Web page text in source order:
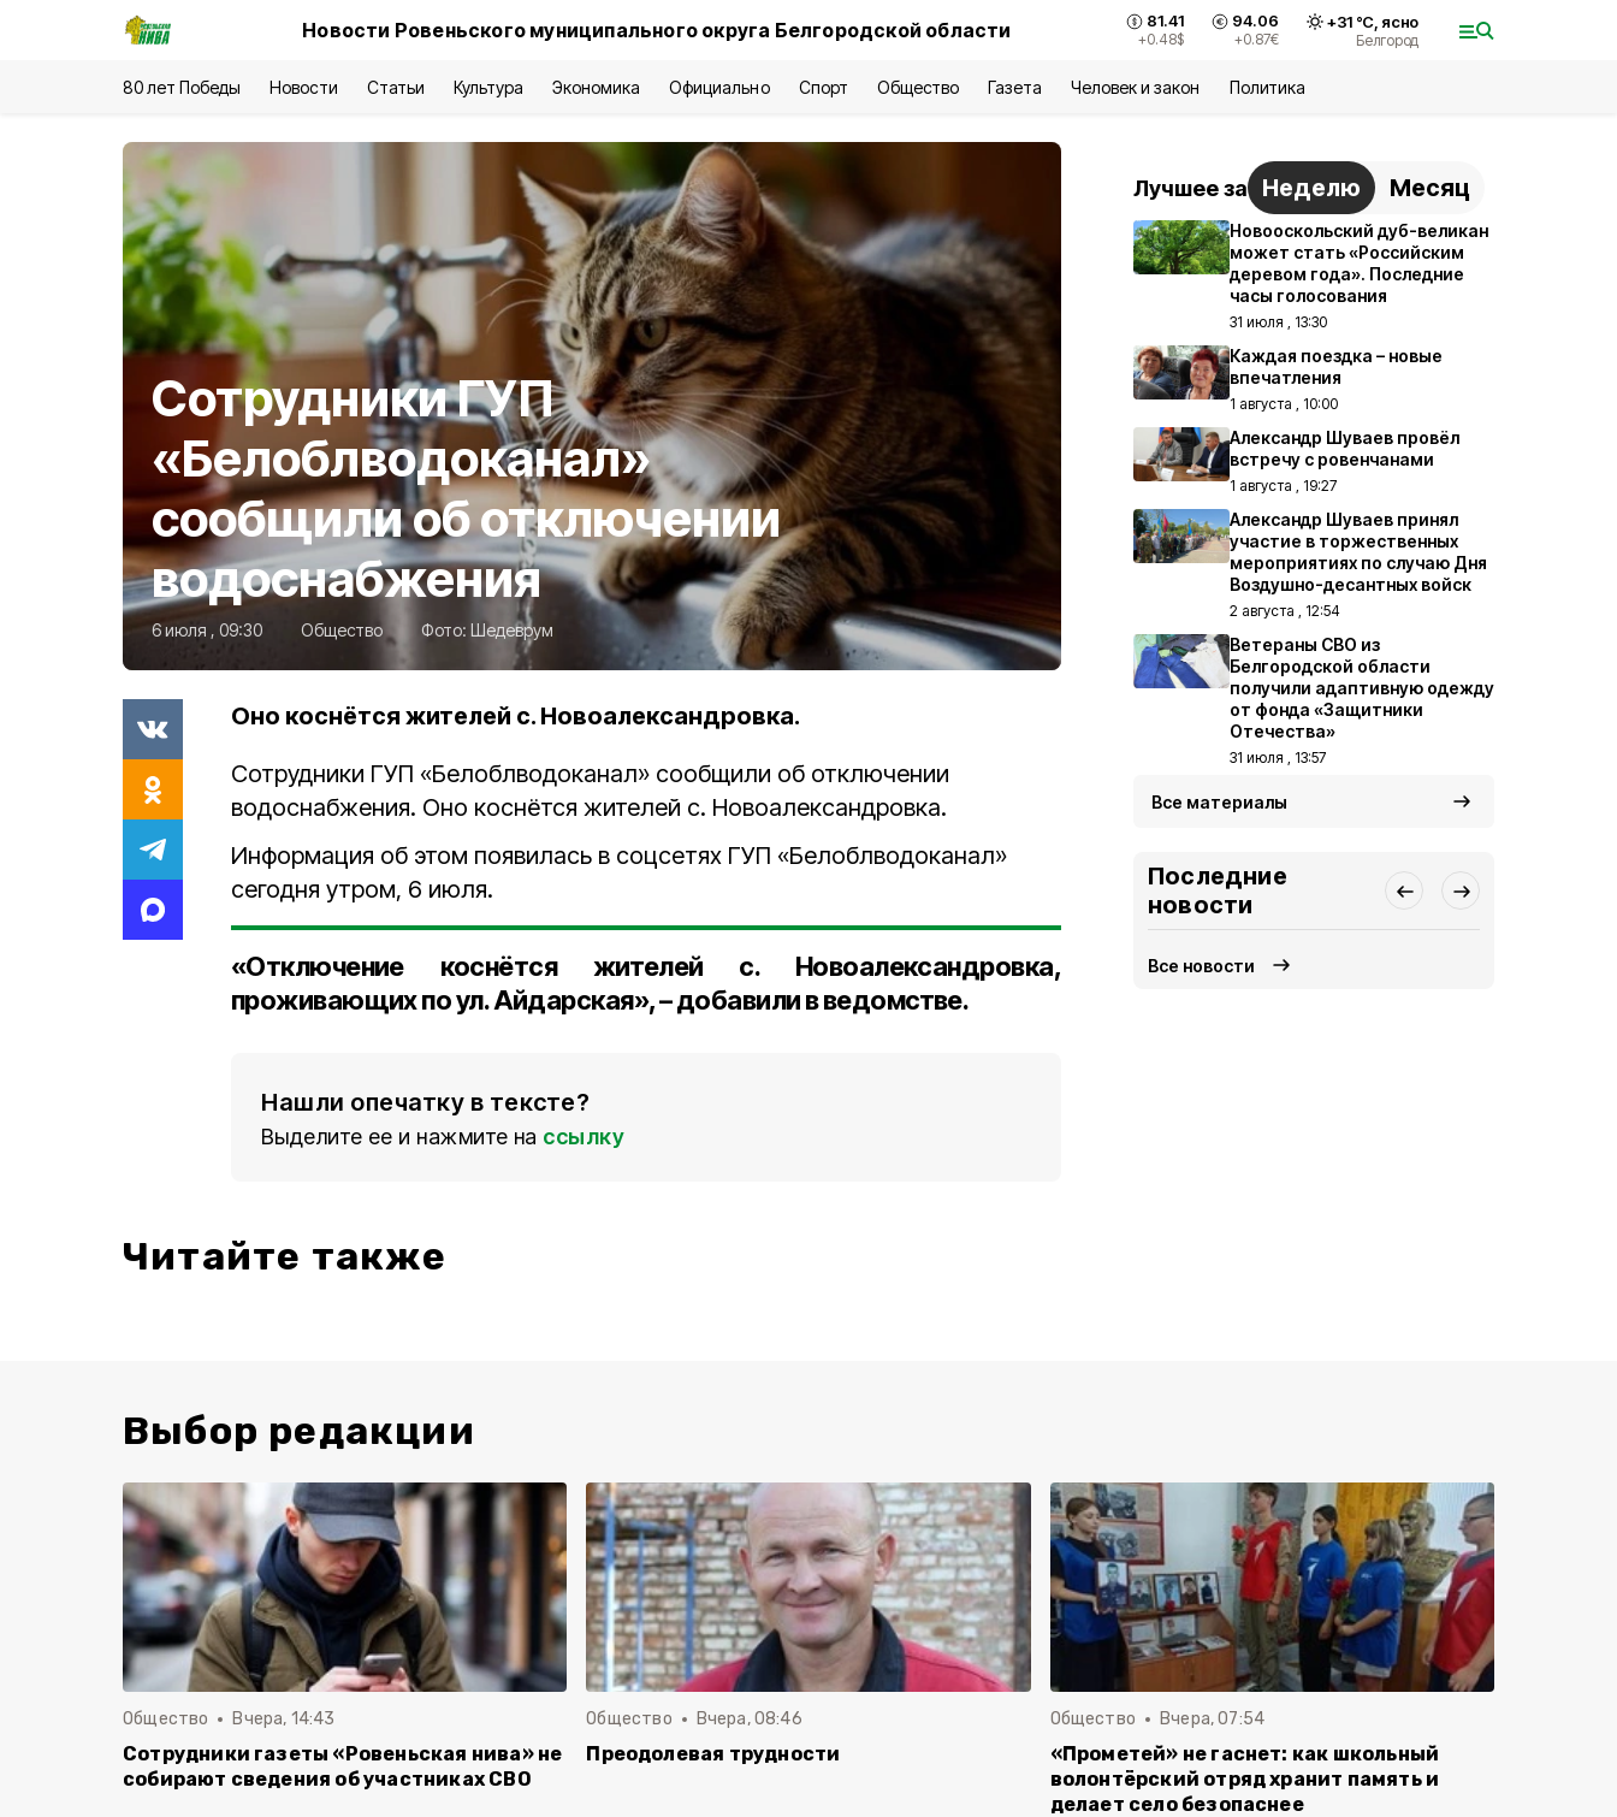
Новости Ровеньского муниципального округа Белгородской области 81.41
+0.48$
94.06
+0.87€
+31°С, ясно
Белгород
80 лет Победы Новости Статьи Культура Экономика Официально Спорт Общество Газета Человек и закон Политика
Сотрудники ГУП
«Белоблводоканал»
сообщили об отключении
водоснабжения
6 июля , 09:30 Общество Фото: Шедеврум
Оно коснётся жителей с. Новоалександровка.
Сотрудники ГУП «Белоблводоканал» сообщили об отключении
водоснабжения. Оно коснётся жителей с. Новоалександровка.
Информация об этом появилась в соцсетях ГУП «Белоблводоканал»
сегодня утром, 6 июля.
«Отключение коснётся жителей с. Новоалександровка,
проживающих по ул. Айдарская», – добавили в ведомстве.
Нашли опечатку в тексте?
Выделите ее и нажмите на ссылку
Читайте также
Лучшее за Неделю Месяц
Новооскольский дуб-великан
может стать «Российским
деревом года». Последние
часы голосования
31 июля , 13:30
Каждая поездка – новые
впечатления
1 августа , 10:00
Александр Шуваев провёл
встречу с ровенчанами
1 августа , 19:27
Александр Шуваев принял
участие в торжественных
мероприятиях по случаю Дня
Воздушно-десантных войск
2 августа , 12:54
Ветераны СВО из
Белгородской области
получили адаптивную одежду
от фонда «Защитники
Отечества»
31 июля , 13:57
Все материалы
Последние
новости
Все новости
Выбор редакции
Общество Вчера, 14:43
Сотрудники газеты «Ровеньская нива» не
собирают сведения об участниках СВО
Общество Вчера, 08:46
Преодолевая трудности
Общество Вчера, 07:54
«Прометей» не гаснет: как школьный
волонтёрский отряд хранит память и
делает село безопаснее